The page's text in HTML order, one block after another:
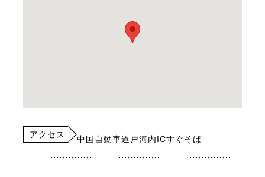
アクセス 中国自動車道戸河内ICすぐそば